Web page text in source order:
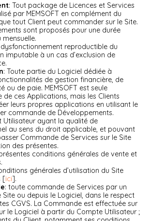
: Tout package de Licences et Services
par MEMSOFT en complément du
tout Client peut commander sur le Site.
sont proposés pour une durée
mensuelle.
dysfonctionnement reproductible du
imputable à un cas d’exclusion de
: Toute partie du Logiciel dédiée à
de gestion financière, de
ou de paie. MEMSOFT est seule
de ces Applications, mais les Clients
leurs propres applications en utilisant le
commande de Développements.
Utilisateur ayant la qualité de
au sens du droit applicable, et pouvant
Commande de Services sur le Site
des présentes.
conditions générales de vente et
générales d’utilisation du Site
[ici].
: toute commande de Services par un
Site ou depuis le Logiciel, dans le respect
CGVS. La Commande est effectuée sur
le Logiciel à partir du Compte Utilisateur ;